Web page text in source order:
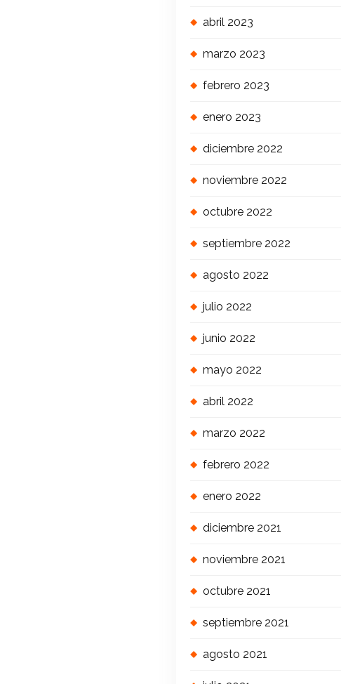
abril 2023
marzo 2023
febrero 2023
enero 2023
diciembre 2022
noviembre 2022
octubre 2022
septiembre 2022
agosto 2022
julio 2022
junio 2022
mayo 2022
abril 2022
marzo 2022
febrero 2022
enero 2022
diciembre 2021
noviembre 2021
octubre 2021
septiembre 2021
agosto 2021